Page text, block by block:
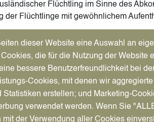
Flüchtling im Sinne des
der Flüchtlinge mit gewöhnlichem
der letzte Wohnsitz der verstorbenen
der antragstellenden Person. Sofern
ist der letzte Wohnsitz
noch für die antragstellende Person
bestanden hat (auch nicht als Kind), ist
dieser Website eine Auswahl an
die für die Nutzung der Website
bessere Benutzerfreundlichkeit bei
Cookies, mit denen wir
Statistiken erstellen; und Marketing-
verwendet werden. Wenn Sie
der Verwendung aller Cookies